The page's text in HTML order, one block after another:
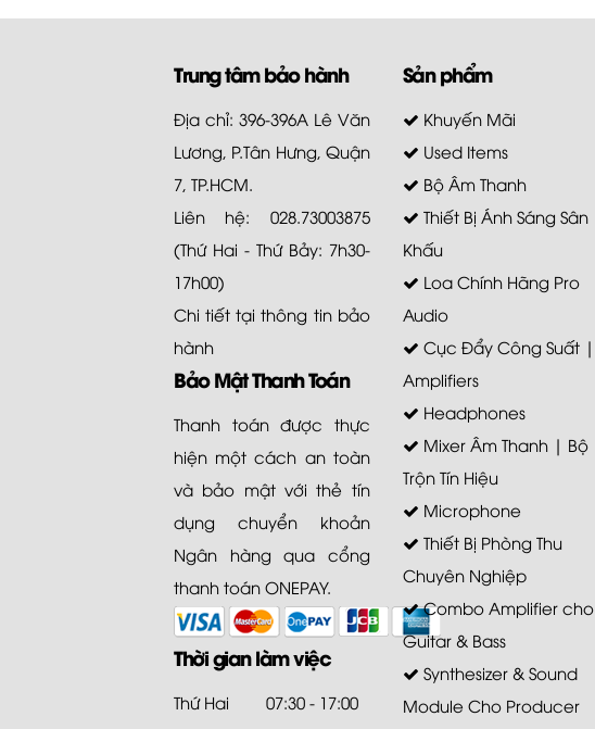
Trung tâm bảo hành
Địa chỉ: 396-396A Lê Văn
Lương, P.Tân Hưng, Quận
7, TP.HCM.
Liên hệ: 028.73003875
(Thứ Hai - Thứ Bảy: 7h30-
17h00)
Chi tiết tạithông tin bảo
hành
Bảo Mật Thanh Toán
Thanh toán được thực
hiện một cách an toàn
và bảo mật với thẻ tín
dụng chuyển khoản
Ngân hàng qua cổng
thanh toán ONEPAY.
Thời gian làm việc
Thứ Hai
07:30 - 17:00
Sản phẩm
Khuyến Mãi
Used Items
Bộ Âm Thanh
Thiết Bị Ánh Sáng Sân
Khấu
Loa Chính Hãng Pro
Audio
Cục Đẩy Công Suất |
Amplifiers
Headphones
Mixer Âm Thanh | Bộ
Trộn Tín Hiệu
Microphone
Thiết Bị Phòng Thu
Chuyên Nghiệp
Combo Amplifier cho
Guitar & Bass
Synthesizer & Sound
Module Cho Producer